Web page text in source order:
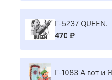
Г-5237 QUEEN.
470 ₽
Г-1083 А вот и Я